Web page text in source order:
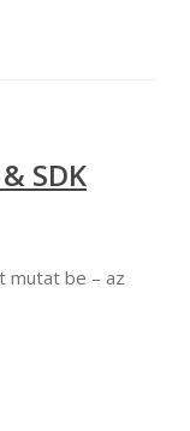
SDK
mutat be – az